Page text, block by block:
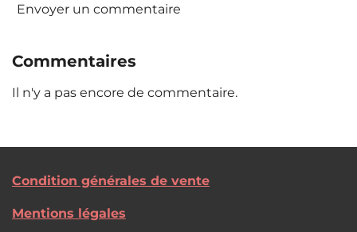
Envoyer un commentaire
Commentaires
Il n'y a pas encore de commentaire.
Condition générales de vente
Mentions légales